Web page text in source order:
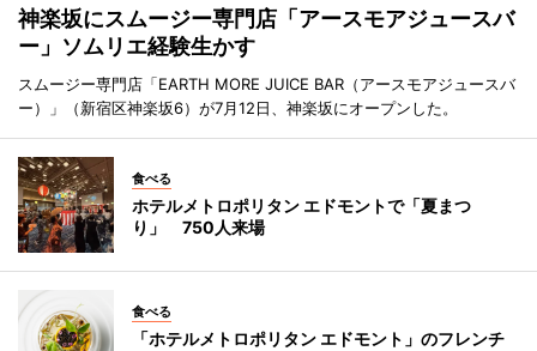
神楽坂にスムージー専門店「アースモアジュースバ
ー」ソムリエ経験生かす
スムージー専門店「EARTH MORE JUICE BAR（アースモアジュースバ
ー）」（新宿区神楽坂6）が7月12日、神楽坂にオープンした。
食べる
ホテルメトロポリタン エドモントで「夏まつ
り」 750人来場
食べる
「ホテルメトロポリタン エドモント」のフレンチ